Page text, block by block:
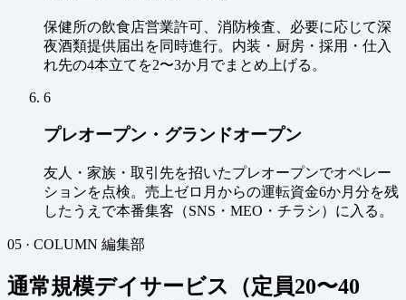
保健所の飲食店営業許可、消防検査、必要に応じて深
夜酒類提供届出を同時進行。内装・厨房・採用・仕入
れ先の4本立てを2〜3か月でまとめ上げる。
6
プレオープン・グランドオープン
友人・家族・取引先を招いたプレオープンでオペレー
ションを点検。売上ゼロ月からの運転資金6か月分を残
したうえで本番集客（SNS・MEO・チラシ）に入る。
05 · COLUMN 編集部
通常規模デイサービス（定員20〜40